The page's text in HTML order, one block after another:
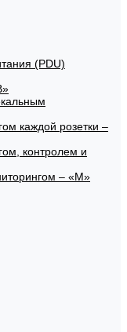
(PDU)
каждой розетки –
контролем и
– «М»